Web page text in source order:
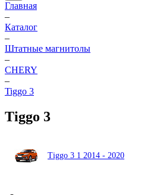
Главная
–
Каталог
–
Штатные магнитолы
–
CHERY
–
Tiggo 3
Tiggo 3
Tiggo 3 1 2014 - 2020